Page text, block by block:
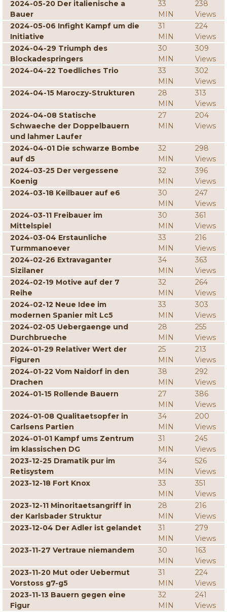
2024-05-20 Der italienische a
Bauer
33
MIN
238
Views
2024-05-06 Infight Kampf um die
Initiative
31
MIN
224
Views
2024-04-29 Triumph des
Blockadespringers
30
MIN
309
Views
2024-04-22 Toedliches Trio
33
MIN
302
Views
2024-04-15 Maroczy-Strukturen
28
MIN
313
Views
2024-04-08 Statische
Schwaeche der Doppelbauern
und lahmer Laufer
27
MIN
204
Views
2024-04-01 Die schwarze Bombe
auf d5
32
MIN
298
Views
2024-03-25 Der vergessene
Koenig
32
MIN
396
Views
2024-03-18 Keilbauer auf e6
30
MIN
247
Views
2024-03-11 Freibauer im
Mittelspiel
30
MIN
361
Views
2024-03-04 Erstaunliche
Turmmanoever
33
MIN
216
Views
2024-02-26 Extravaganter
Sizilaner
34
MIN
363
Views
2024-02-19 Motive auf der 7
Reihe
32
MIN
264
Views
2024-02-12 Neue Idee im
modernen Spanier mit Lc5
33
MIN
303
Views
2024-02-05 Uebergaenge und
Durchbrueche
28
MIN
255
Views
2024-01-29 Relativer Wert der
Figuren
25
MIN
213
Views
2024-01-22 Vom Naidorf in den
Drachen
38
MIN
292
Views
2024-01-15 Rollende Bauern
27
MIN
386
Views
2024-01-08 Qualitaetsopfer in
Carlsens Partien
34
MIN
200
Views
2024-01-01 Kampf ums Zentrum
im klassischen DG
31
MIN
245
Views
2023-12-25 Dramatik pur im
Retisystem
34
MIN
526
Views
2023-12-18 Fort Knox
33
MIN
351
Views
2023-12-11 Minoritaetsangriff in
der Karlsbader Struktur
28
MIN
216
Views
2023-12-04 Der Adler ist gelandet
31
MIN
279
Views
2023-11-27 Vertraue niemandem
30
MIN
163
Views
2023-11-20 Mut oder Uebermut
Vorstoss g7-g5
31
MIN
224
Views
2023-11-13 Bauern gegen eine
Figur
32
MIN
241
Views